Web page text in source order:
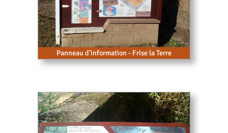
Panneau d'information - Frise la Terre